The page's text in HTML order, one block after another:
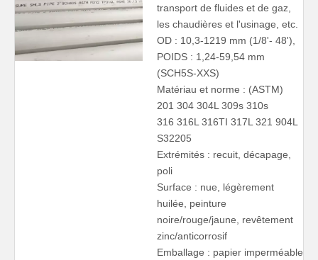
transport de fluides et de gaz,
les chaudières et l'usinage, etc.
OD : 10,3-1219 mm (1/8'- 48'),
POIDS : 1,24-59,54 mm
(SCH5S-XXS)
Matériau et norme : (ASTM)
201 304 304L 309s 310s
316 316L 316TI 317L 321 904L
S32205
Extrémités : recuit, décapage,
poli
Surface : nue, légèrement
huilée, peinture
noire/rouge/jaune, revêtement
zinc/anticorrosif
Emballage : papier imperméable